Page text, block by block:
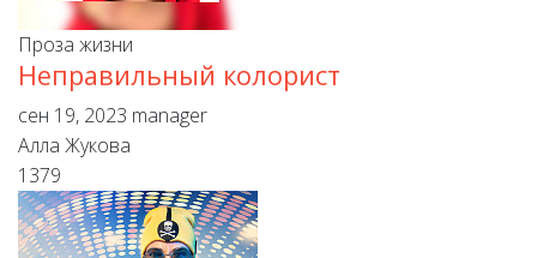
Проза жизни
Неправильный колорист
сен 19, 2023 manager
Алла Жукова
1379